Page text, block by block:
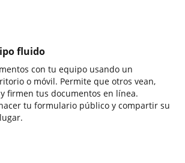
fluido
con tu equipo usando un
o móvil. Permite que otros vean,
firmen tus documentos en línea.
tu formulario público y compartir su